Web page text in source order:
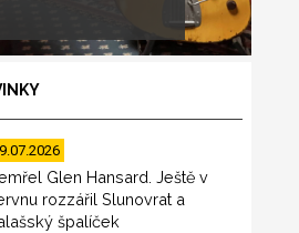
Glen Hansard. Ještě v
rozzářil Slunovrat a
špalíček